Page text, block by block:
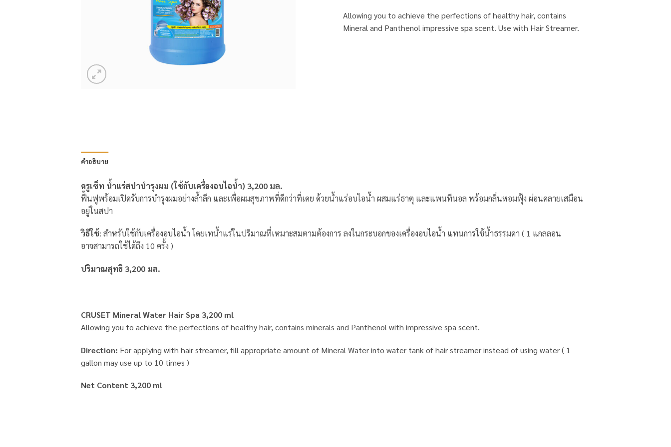
Allowing you to achieve the perfections of healthy hair, contains
Mineral and Panthenol impressive spa scent. Use with Hair Streamer.
คำอธิบาย
ครูเซ็ท น้ำแร่สปาบำรุงผม (ใช้กับเครื่องอบไอน้ำ) 3,200 มล.
ฟื้นฟูพร้อมเปิดรับการบำรุงผมอย่างล้ำลึก และเพื่อผมสุขภาพที่ดีกว่าที่เคย ด้วยน้ำแร่อบไอน้ำ ผสมแร่ธาตุ และแพนทีนอล พร้อมกลิ่นหอมฟุ้ง ผ่อนคลายเสมือน
อยู่ในสปา
วิธีใช้: สำหรับใช้กับเครื่องอบไอน้ำ โดยเทน้ำแร่ในปริมาณที่เหมาะสมตามต้องการ ลงในกระบอกของเครื่องอบไอน้ำ แทนการใช้น้ำธรรมดา ( 1 แกลลอน
อาจสามารถใช้ได้ถึง 10 ครั้ง )
ปริมาณสุทธิ 3,200 มล.
CRUSET Mineral Water Hair Spa 3,200 ml
Allowing you to achieve the perfections of healthy hair, contains minerals and Panthenol with impressive spa scent.
Direction: For applying with hair streamer, fill appropriate amount of Mineral Water into water tank of hair streamer instead of using water ( 1
gallon may use up to 10 times )
Net Content 3,200 ml